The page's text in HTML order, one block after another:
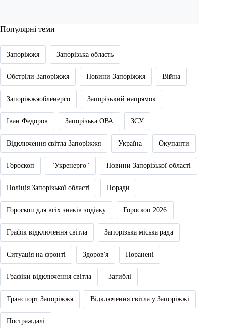
Популярні теми
Запоріжжя Запорізька область
Обстріли Запоріжжя Новини Запоріжжя Війна
Запоріжжяобленерго Запорізький напрямок
Іван Федоров Запорізька ОВА ЗСУ
Відключення світла Запоріжжя Україна Окупанти
Гороскоп "Укренерго" Новини Запорізької області
Поліція Запорізької області Поради
Гороскоп для всіх знаків зодіаку Гороскоп 2026
Графік відключення світла Запорізька міська рада
Ситуація на фронті Здоров'я Поранені
Графіки відключення світла Загиблі
Транспорт Запоріжжя Відключення світла у Запоріжжі
Постраждалі